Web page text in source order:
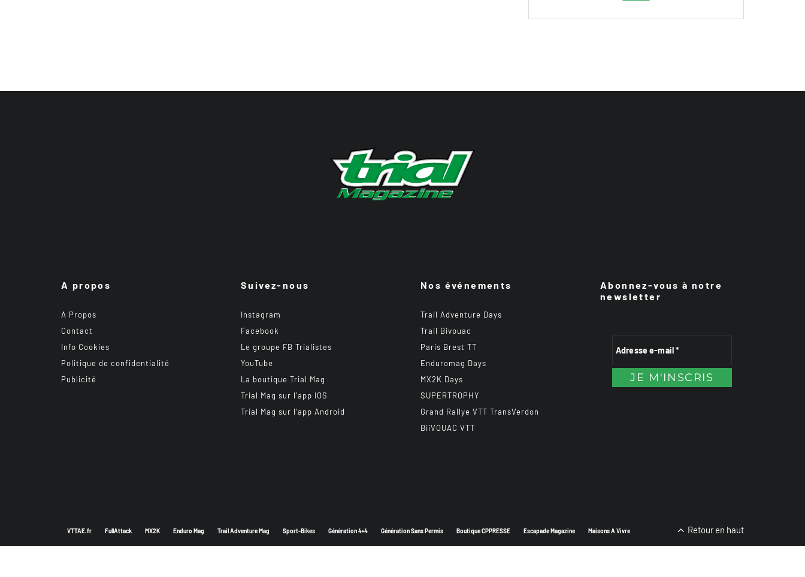
A propos
A Propos
Contact
Info Cookies
Politique de confidentialité
Publicité
Suivez-nous
Instagram
Facebook
Le groupe FB Trialistes
YouTube
La boutique Trial Mag
Trial Mag sur l’app IOS
Trial Mag sur l’app Android
Nos événements
Trail Adventure Days
Trail Bivouac
Paris Brest TT
Enduromag Days
MX2K Days
SUPERTROPHY
Grand Rallye VTT TransVerdon
BiiVOUAC VTT
Abonnez-vous à notre
newsletter
VTTAE.fr FullAttack MX2K Enduro Mag Trail Adventure Mag Sport-Bikes Génération 4×4 Génération Sans Permis Boutique CPPRESSE Escapade Magazine Maisons A Vivre Retour en haut